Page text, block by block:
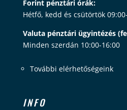
Forint pénztári órák:
Hétfő, kedd és csütörtök
Valuta pénztári ügyintézés
Minden szerdán 10:00-16:00
További elérhetőségeink
INFO